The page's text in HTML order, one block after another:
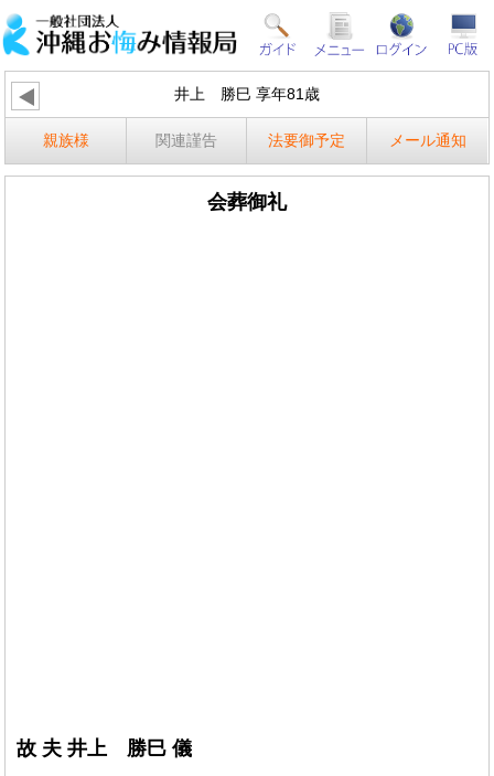
井上 勝巳 享年81歳
親族様 関連謹告 法要御予定 メール通知
会葬御礼
故 夫 井上 勝巳 儀